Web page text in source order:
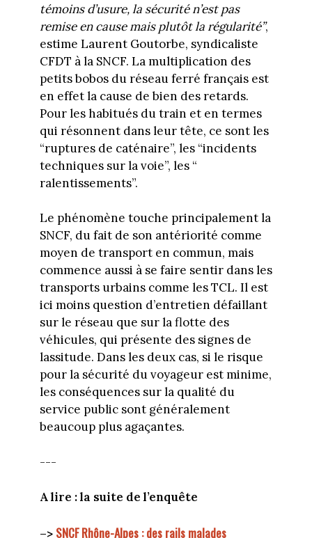
témoins d’usure, la sécurité n’est pas
remise en cause mais plutôt la régularité”,
estime Laurent Goutorbe, syndicaliste
CFDT à la SNCF. La multiplication des
petits bobos du réseau ferré français est
en effet la cause de bien des retards.
Pour les habitués du train et en termes
qui résonnent dans leur tête, ce sont les
“ruptures de caténaire”, les “incidents
techniques sur la voie”, les “
ralentissements”.
Le phénomène touche principalement la
SNCF, du fait de son antériorité comme
moyen de transport en commun, mais
commence aussi à se faire sentir dans les
transports urbains comme les TCL. Il est
ici moins question d’entretien défaillant
sur le réseau que sur la flotte des
véhicules, qui présente des signes de
lassitude. Dans les deux cas, si le risque
pour la sécurité du voyageur est minime,
les conséquences sur la qualité du
service public sont généralement
beaucoup plus agaçantes.
---
A lire : la suite de l’enquête
–> SNCF Rhône-Alpes : des rails malades